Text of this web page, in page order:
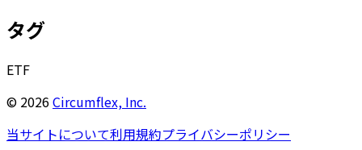
タグ
ETF
© 2026Circumflex, Inc.
当サイトについて利用規約プライバシーポリシー